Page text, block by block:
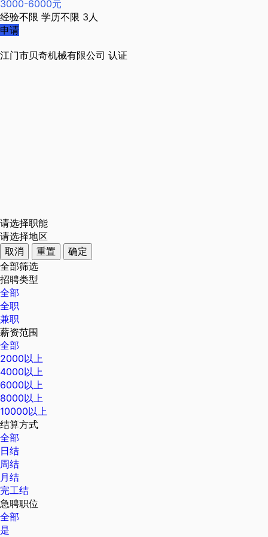
3000-6000元
经验不限 学历不限 3人
申请
江门市贝奇机械有限公司 认证
请选择职能
请选择地区
取消
重置
确定
全部筛选
招聘类型
全部
全职
兼职
薪资范围
全部
2000以上
4000以上
6000以上
8000以上
10000以上
结算方式
全部
日结
周结
月结
完工结
急聘职位
全部
是